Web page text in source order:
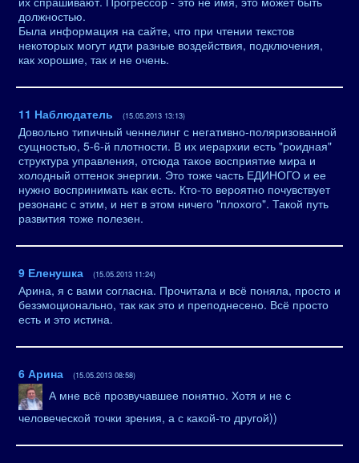
должностью.
Была информация на сайте, что при чтении текстов
некоторых могут идти разные воздействия, подключения,
как хорошие, так и не очень.
11 Наблюдатель (15.05.2013 13:13)
Довольно типичный ченнелинг с негативно-поляризованной
сущностью, 5-6-й плотности. В их иерархии есть "роидная"
структура управления, отсюда такое восприятие мира и
холодный оттенок энергии. Это тоже часть ЕДИНОГО и ее
нужно воспринимать как есть. Кто-то вероятно почувствует
резонанс с этим, и нет в этом ничего "плохого". Такой путь
развития тоже полезен.
9 Еленушка (15.05.2013 11:24)
Арина, я с вами согласна. Прочитала и всё поняла, просто и
безэмоционально, так как это и преподнесено. Всё просто
есть и это истина.
6 Арина (15.05.2013 08:58)
А мне всё прозвучавшее понятно. Хотя и не с
человеческой точки зрения, а с какой-то другой))